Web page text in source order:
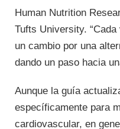
Human Nutrition
Tufts University.
un cambio por una
dando un paso hacia
Aunque la guía
específicamente para
cardiovascular, en